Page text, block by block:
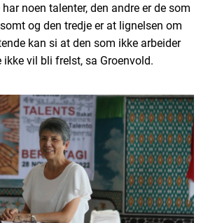
noen talenter, den andre er de som
og den tredje er at lignelsen om
kan si at den som ikke arbeider
ikke vil bli frelst, sa Groenvold.